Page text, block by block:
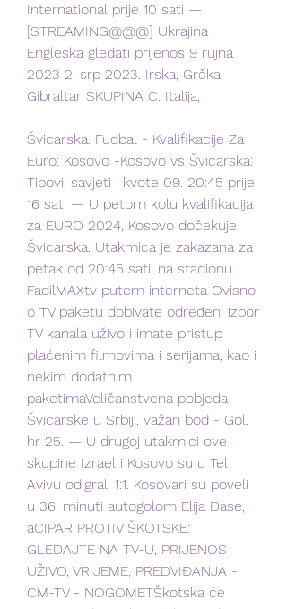
International prije 10 sati —
[STREAMING@@@] Ukrajina
Engleska gledati prijenos 9 rujna
2023 2. srp 2023. Irska, Grčka,
Gibraltar SKUPINA C: Italija,
Švicarska. Fudbal - Kvalifikacije Za
Euro: Kosovo -Kosovo vs Švicarska:
Tipovi, savjeti i kvote 09. 20:45 prije
16 sati — U petom kolu kvalifikacija
za EURO 2024, Kosovo dočekuje
Švicarska. Utakmica je zakazana za
petak od 20:45 sati, na stadionu
FadilMAXtv putem interneta Ovisno
o TV paketu dobivate određeni izbor
TV kanala uživo i imate pristup
plaćenim filmovima i serijama, kao i
nekim dodatnim
paketimaVeličanstvena pobjeda
Švicarske u Srbiji, važan bod - Gol.
hr 25. — U drugoj utakmici ove
skupine Izrael i Kosovo su u Tel
Avivu odigrali 1:1. Kosovari su poveli
u 36. minuti autogolom Elija Dase,
aCIPAR PROTIV ŠKOTSKE:
GLEDAJTE NA TV-U, PRIJENOS
UŽIVO, VRIJEME, PREDVIĐANJA -
CM-TV - NOGOMETŠkotska će